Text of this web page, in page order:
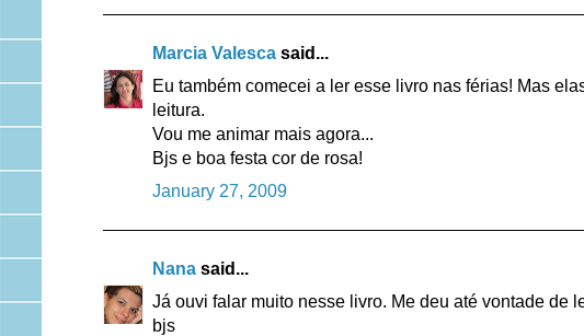
Marcia Valescasaid...
Eu também comecei a ler esse livro nas férias! Mas
leitura.
Vou me animar mais agora...
Bjs e boa festa cor de rosa!
January 27, 2009
Nanasaid...
Já ouvi falar muito nesse livro. Me deu até vontade de
bjs